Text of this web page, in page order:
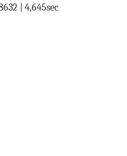
| 4,645sec